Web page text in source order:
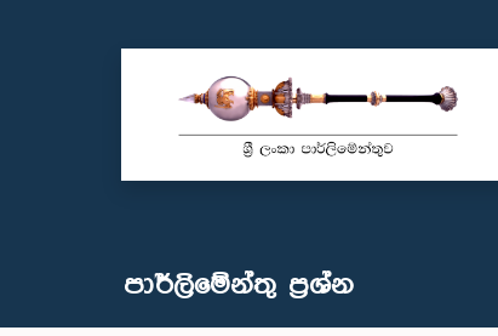
පාර්ලි‌මේන්තු‌ ප්‍රශ්න